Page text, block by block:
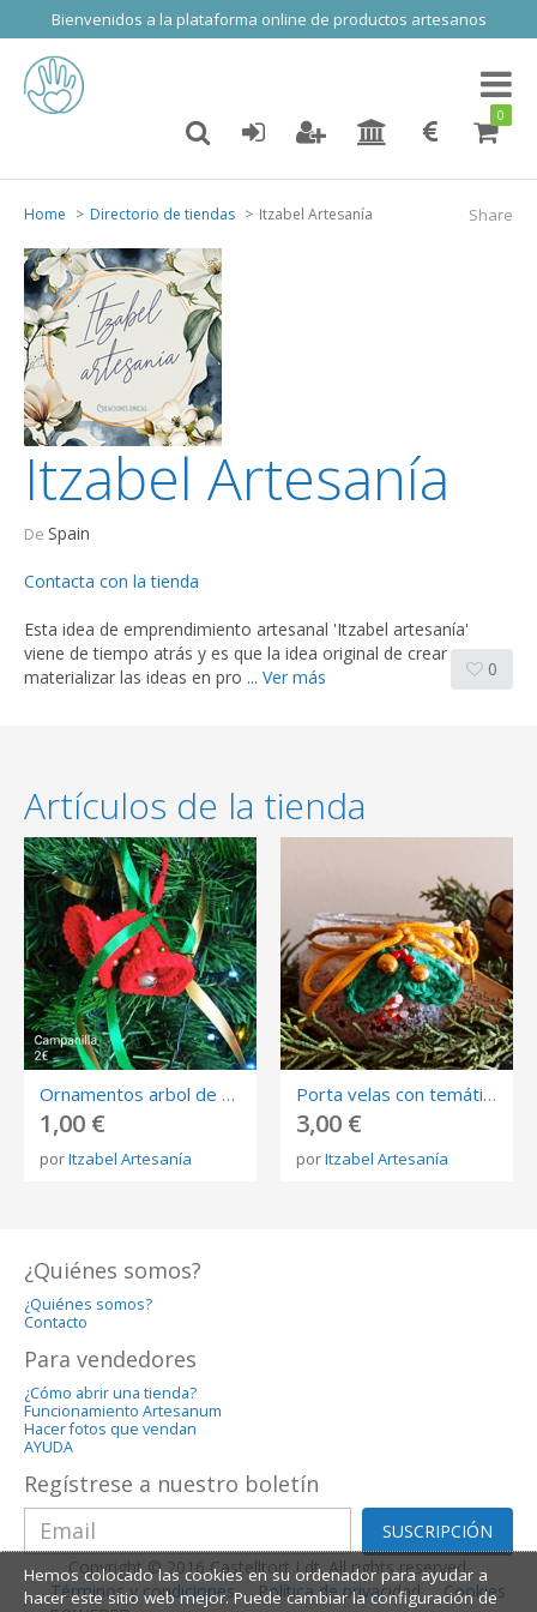
Bienvenidos a la plataforma online de productos artesanos
Toggle
0
Share
Home Directorio de tiendas Itzabel Artesanía
Itzabel Artesanía
De Spain
Contacta con la tienda
Esta idea de emprendimiento artesanal 'Itzabel artesanía'
viene de tiempo atrás y es que la idea original de crear y
materializar las ideas en pro ... Ver más 0
Artículos de la tienda
Ornamentos arbol de navidad
1,00 €
porItzabel Artesanía
Porta velas con temática navideña
3,00 €
porItzabel Artesanía
¿Quiénes somos?
¿Quiénes somos?
Contacto
Para vendedores
¿Cómo abrir una tienda?
Funcionamiento Artesanum
Hacer fotos que vendan
AYUDA
Regístrese a nuestro boletín
SUSCRIPCIÓN
Copyright © 2016 Castelltort Ldt. All rights reserved.
Términos y condiciones
Política de privacidad
Cookies
Hemos colocado las cookies en su ordenador para ayudar a
hacer este sitio web mejor. Puede cambiar la configuración de